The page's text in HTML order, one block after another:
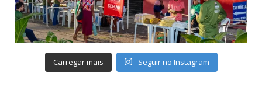
Carregar mais Seguir no Instagram